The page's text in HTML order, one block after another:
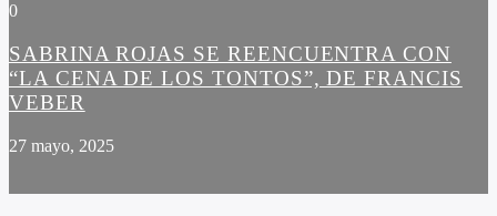
0
SABRINA ROJAS SE REENCUENTRA CON
“LA CENA DE LOS TONTOS”, DE FRANCIS
VEBER
27 mayo, 2025